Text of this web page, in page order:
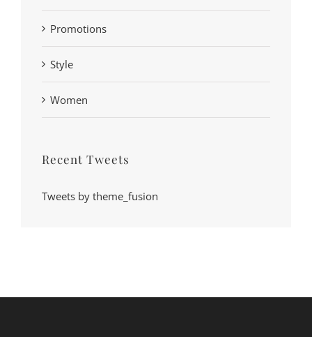
Promotions
Style
Women
Recent Tweets
Tweets by theme_fusion